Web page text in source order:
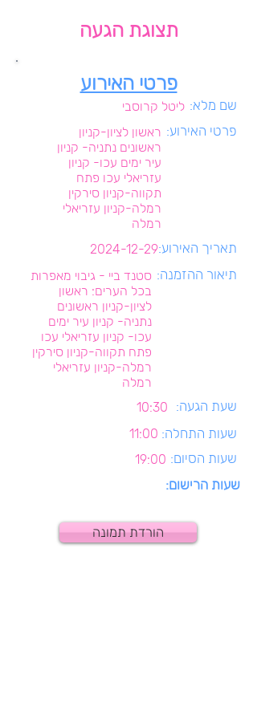
תצוגת הגעה
פרטי האירוע
ליטל קרוסבי שם מלא:
ראשון לציון-קניון
ראשונים נתניה- קניון
עיר ימים עכו- קניון
עזריאלי עכו פתח
תקווה-קניון סירקין
רמלה-קניון עזריאלי
רמלה
פרטי האירוע:
2024-12-29תאריך האירוע:
סטנד ביי - גיבוי מאפרות
בכל הערים: ראשון
לציון-קניון ראשונים
נתניה- קניון עיר ימים
עכו- קניון עזריאלי עכו
פתח תקווה-קניון סירקין
רמלה-קניון עזריאלי
רמלה
תיאור ההזמנה:
10:30 שעת הגעה:
11:00 שעות התחלה:
19:00 שעות הסיום:
שעות הרישום:
הורדת תמונה